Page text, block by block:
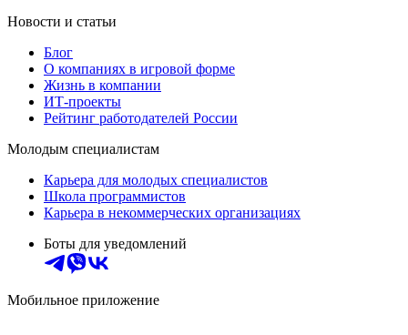
Новости и статьи
Блог
О компаниях в игровой форме
Жизнь в компании
ИТ-проекты
Рейтинг работодателей России
Молодым специалистам
Карьера для молодых специалистов
Школа программистов
Карьера в некоммерческих организациях
Боты для уведомлений
Мобильное приложение